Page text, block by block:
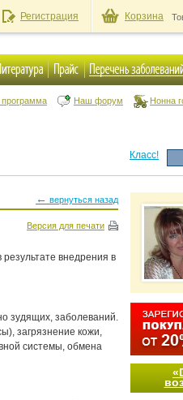
Регистрация Корзина
программа Наш форум Нонна
Класс!
← вернуться назад
Версия для печати
внедрения в
зудящих, заболеваний.
загрязнение кожи,
системы, обмена